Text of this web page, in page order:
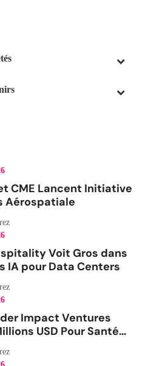
CME Lancent Initiative
Aérospatiale
Voit Gros dans
IA pour Data Centers
Impact Ventures
USD Pour Santé